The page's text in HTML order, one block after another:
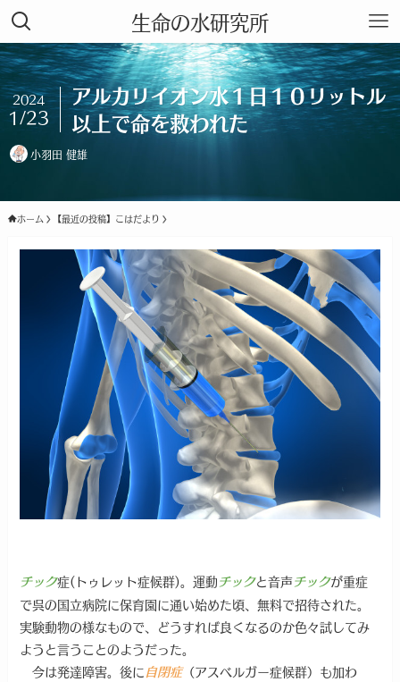
生命の水研究所
アルカリイオン水１日１０リットル
以上で命を救われた
2024
1/23
小羽田 健雄
ホーム 【最近の投稿】こはだより
チック症(トゥレット症候群)。運動チックと音声チックが重症
で呉の国立病院に保育園に通い始めた頃、無料で招待された。
実験動物の様なもので、どうすれば良くなるのか色々試してみ
ようと言うことのようだった。
今は発達障害。後に自閉症（アスベルガー症候群）も加わ